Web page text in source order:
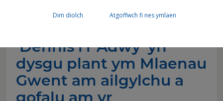
‘Dennis i'r Adwy’ yn
dysgu plant ym Mlaenau
Gwent am ailgylchu a
gofalu am yr
Dim diolch Atgoffwch fi nes ymlaen